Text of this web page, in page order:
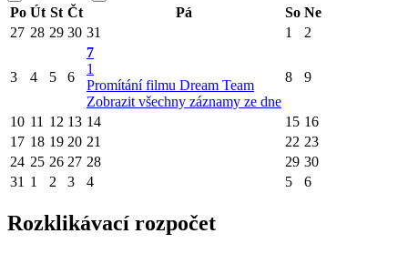
Po Út St Čt Pá So Ne
27 28 29 30 31 1 2
3 4 5 6
7
1
Promítání filmu Dream Team
Zobrazit všechny záznamy ze dne
8 9
10 11 12 13 14 15 16
17 18 19 20 21 22 23
24 25 26 27 28 29 30
31 1 2 3 4 5 6
Rozklikávací rozpočet